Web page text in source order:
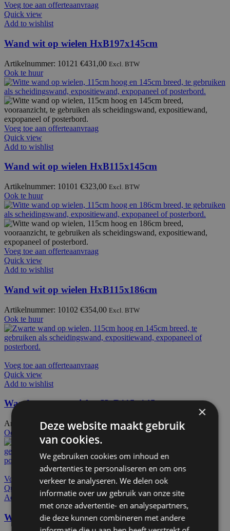
Voeg toe aan offerteaanvraag
Quick view
Add to wishlist
Wand wit op wielen HxB197x145cm
Artikelnummer: 10121 €431,00 Excl. BTW
Ook te huur
Voeg toe aan offerteaanvraag
Quick view
Add to wishlist
Wand wit op wielen HxB115x145cm
Artikelnummer: 10101 €323,00 Excl. BTW
Ook te huur
Voeg toe aan offerteaanvraag
Quick view
Add to wishlist
Wand wit op wielen HxB115x186cm
Artikelnummer: 10102 €354,00 Excl. BTW
Ook te huur
Voeg toe aan offerteaanvraag
Quick view
Add to wishlist
Wand zwart op wielen HxB115x145cm
Artikelnummer: 11101€355,50 Excl. BTW
Ook te huur
Voeg toe aan offerteaanvraag
Quick view
Add to wishlist
Wand zwart op wielen HxB115x186cm
×
Deze website maakt gebruik
van cookies.
We gebruiken cookies om inhoud en
advertenties te personaliseren en om ons
verkeer te analyseren. We delen ook
informatie over uw gebruik van onze site
met onze advertentie- en analysepartners,
die deze kunnen combineren met andere